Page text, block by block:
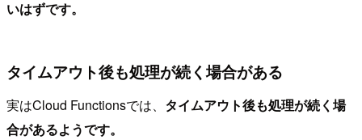
いはずです。
タイムアウト後も処理が続く場合がある
実はCloud Functionsでは、 タイムアウト後も処理が続く場
合があるようです。